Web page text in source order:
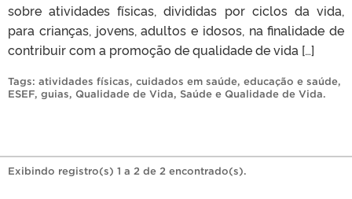
sobre atividades físicas, divididas por ciclos da vida,
para crianças, jovens, adultos e idosos, na finalidade de
contribuir com a promoção de qualidade de vida […]
Tags: atividades físicas, cuidados em saúde, educação e saúde,
ESEF, guias, Qualidade de Vida, Saúde e Qualidade de Vida.
Exibindo registro(s) 1 a 2 de 2 encontrado(s).